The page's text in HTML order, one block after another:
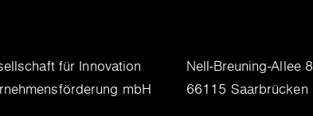
für Innovation
mbH
Nell-Breuning-Allee 8
66115 Saarbrücken